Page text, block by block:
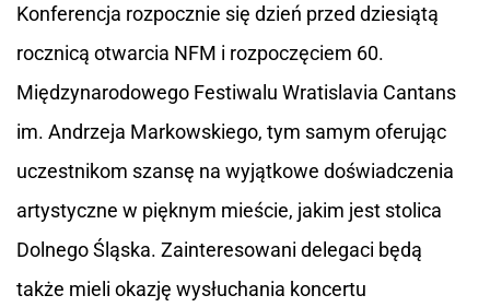
Konferencja rozpocznie się dzień przed dziesiątą
rocznicą otwarcia NFM i rozpoczęciem 60.
Międzynarodowego Festiwalu Wratislavia Cantans
im. Andrzeja Markowskiego, tym samym oferując
uczestnikom szansę na wyjątkowe doświadczenia
artystyczne w pięknym mieście, jakim jest stolica
Dolnego Śląska. Zainteresowani delegaci będą
także mieli okazję wysłuchania koncertu